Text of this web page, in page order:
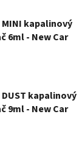
MINI kapalinový
6ml - New Car
DUST kapalinový
9ml - New Car